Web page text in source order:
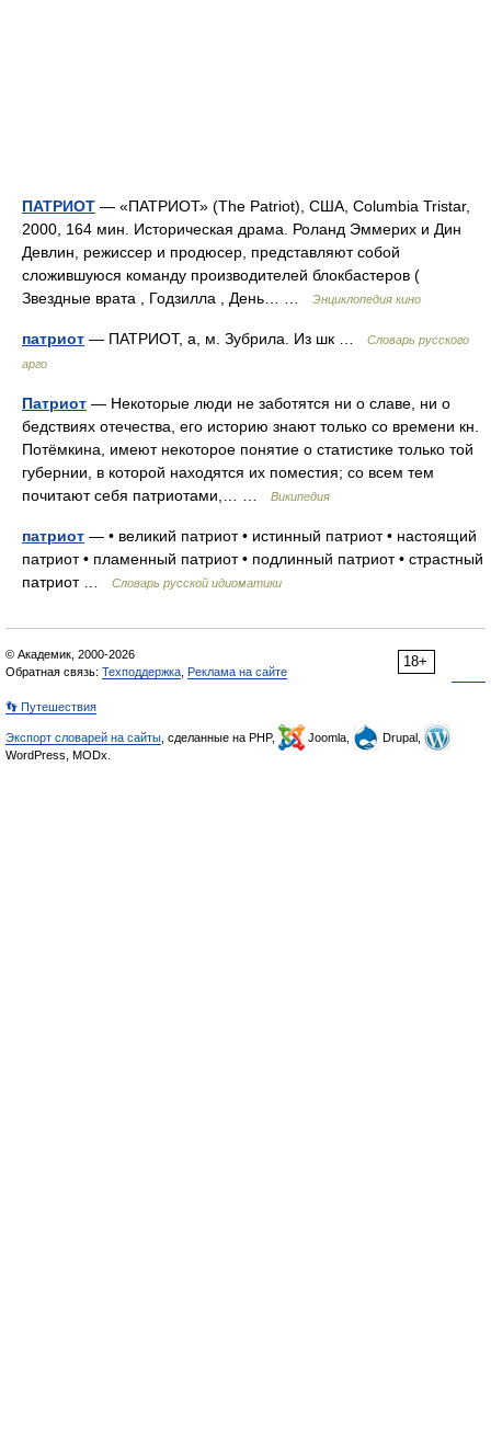
ПАТРИОТ — «ПАТРИОТ» (The Patriot), США, Columbia Tristar,
2000, 164 мин. Историческая драма. Роланд Эммерих и Дин
Девлин, режиссер и продюсер, представляют собой
сложившуюся команду производителей блокбастеров (
Звездные врата , Годзилла , День… …
Энциклопедия кино
патриот — ПАТРИОТ, а, м. Зубрила. Из шк …
Словарь русского
арго
Патриот — Некоторые люди не заботятся ни о славе, ни о
бедствиях отечества, его историю знают только со времени кн.
Потёмкина, имеют некоторое понятие о статистике только той
губернии, в которой находятся их поместия; со всем тем
почитают себя патриотами,… …
Википедия
патриот — • великий патриот • истинный патриот • настоящий
патриот • пламенный патриот • подлинный патриот • страстный
патриот …
Словарь русской идиоматики
18+
© Академик, 2000-2026
Обратная связь: Техподдержка Реклама на сайте
👣 Путешествия
Экспорт словарей на сайты , сделанные на PHP, Joomla,
Drupal,
WordPress, MODx.